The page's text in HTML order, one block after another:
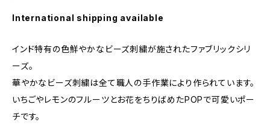
International shipping available
インド特有の色鮮やかなビーズ刺繍が施されたファブリックシリ
ーズ。
華やかなビーズ刺繍は全て職人の手作業により作られています。
いちごやレモンのフルーツとお花をちりばめたPOPで可愛いポー
チです。